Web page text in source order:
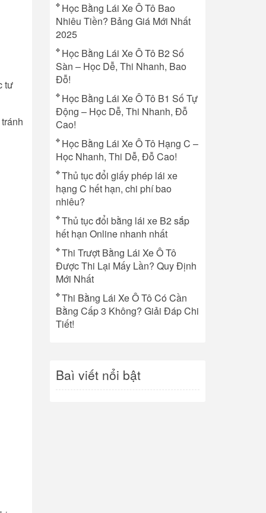
tư
Học Bằng Lái Xe Ô Tô Bao
Nhiêu Tiền? Bảng Giá Mới Nhất
2025
Học Bằng Lái Xe Ô Tô B2 Số
Sàn – Học Dễ, Thi Nhanh, Bao
Đỗ!
Học Bằng Lái Xe Ô Tô B1 Số Tự
Động – Học Dễ, Thi Nhanh, Đỗ
Cao!
Học Bằng Lái Xe Ô Tô Hạng C –
Học Nhanh, Thi Dễ, Đỗ Cao!
Thủ tục đổi giấy phép lái xe
hạng C hết hạn, chi phí bao
nhiêu?
Thủ tục đổi bằng lái xe B2 sắp
hết hạn Online nhanh nhất
Thi Trượt Bằng Lái Xe Ô Tô
Được Thi Lại Mấy Lần? Quy Định
Mới Nhất
Thi Bằng Lái Xe Ô Tô Có Cần
Bằng Cấp 3 Không? Giải Đáp Chi
Tiết!
Baì viết nổi bật